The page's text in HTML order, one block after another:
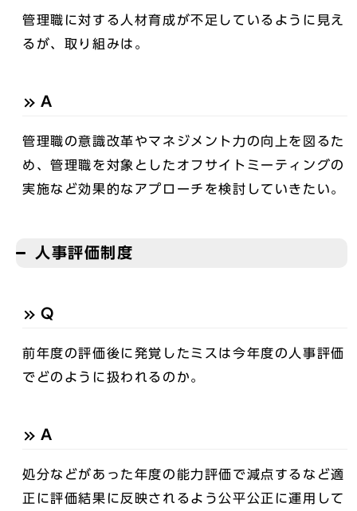
管理職に対する人材育成が不足しているように見え
るが、取り組みは。
A
管理職の意識改革やマネジメント力の向上を図るた
め、管理職を対象としたオフサイトミーティングの
実施など効果的なアプローチを検討していきたい。
人事評価制度
Q
前年度の評価後に発覚したミスは今年度の人事評価
でどのように扱われるのか。
A
処分などがあった年度の能力評価で減点するなど適
正に評価結果に反映されるよう公平公正に運用して